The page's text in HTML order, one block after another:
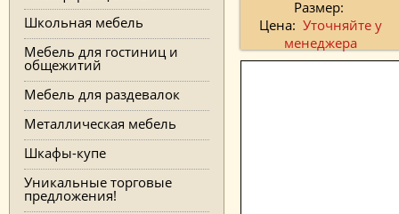
Школьная мебель
Мебель для гостиниц и
общежитий
Мебель для раздевалок
Металлическая мебель
Шкафы-купе
Уникальные торговые
предложения!
Размер:
Цена: Уточняйте у
менеджера